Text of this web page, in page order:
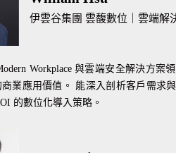
伊雲谷集團 雲馥數位｜雲端解
Workplace 與雲端安全解決方案
業應用價值。 能深入剖析客戶需求
的數位化導入策略。